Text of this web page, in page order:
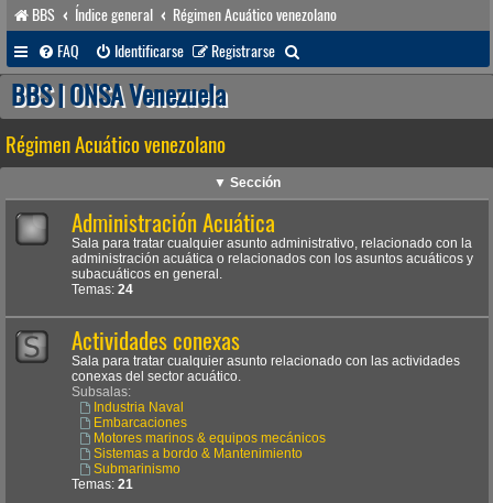
BBS Índice general
Régimen Acuático venezolano
FAQ
Identificarse Registrarse
u
a
r
BBS | ONSA Venezuela
Régimen Acuático venezolano
▼ Sección
Administración Acuática
Sala para tratar cualquier asunto administrativo, relacionado con la
administración acuática o relacionados con los asuntos acuáticos y
subacuáticos en general.
Temas: 24
Actividades conexas
Sala para tratar cualquier asunto relacionado con las actividades
conexas del sector acuático.
Subsalas:
Industria Naval
Embarcaciones
Motores marinos & equipos mecánicos
Sistemas a bordo & Mantenimiento
Submarinismo
Temas: 21